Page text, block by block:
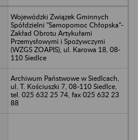
Wojewódzki Związek Gminnych
Spółdzielni "Samopomoc Chłopska"-
Zakład Obrotu Artykułami
Przemysłowymi i Spożywczymi
(WZGS ZOAPIS), ul. Karowa 18, 08-
110 Siedlce
Archiwum Państwowe w Siedlcach,
ul. T. Kościuszki 7, 08-110 Siedlce,
tel. 025 632 25 74, fax 025 632 23
88